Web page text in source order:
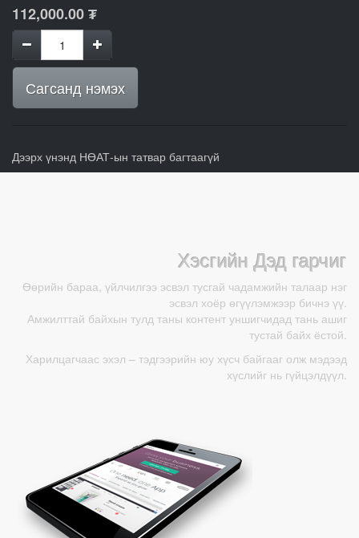
112,000.00₮
Сагсанд нэмэх
Дээрх үнэнд НӨАТ-ын татвар багтаагүй
Хэсгийн Дэд гарчиг
Өөрийн бараа, үйлчилгээ эсвэл тусгай чадамжийн талаар нэг
эсвэл хоёр өгүүлэмжээр бичнэ үү.
Амжилттай байхын тулд таны контент уншигчидад тань ашиг
тустай байх ёстой.
Харилцагчаас эхэл – тэдгээрийн юу хүсч байгааг олж мэдээд
хүслийг нь гүйцэлдүүл.